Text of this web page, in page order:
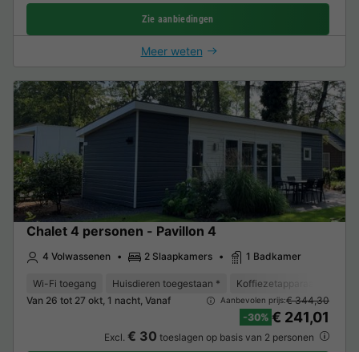
Zie aanbiedingen
Meer weten
Chalet 4 personen - Pavillon 4
4 Volwassenen 2 Slaapkamers 1 Badkamer
Wi-Fi toegang Huisdieren toegestaan * Koffiezetapparaat
Van 26 tot 27 okt, 1 nacht, Vanaf
Aanbevolen prijs:€ 344,30
-30% € 241,01
Excl. € 30 toeslagen op basis van 2 personen